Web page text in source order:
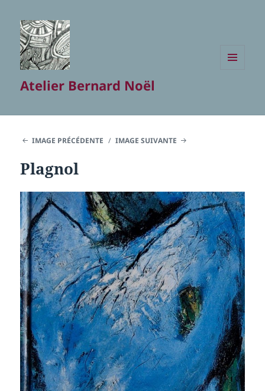
Atelier Bernard Noël
IMAGE PRÉCÉDENTE IMAGE SUIVANTE
Plagnol